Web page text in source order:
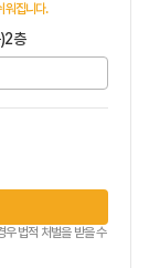
워집니다.
층
우 법적 처벌을 받을 수